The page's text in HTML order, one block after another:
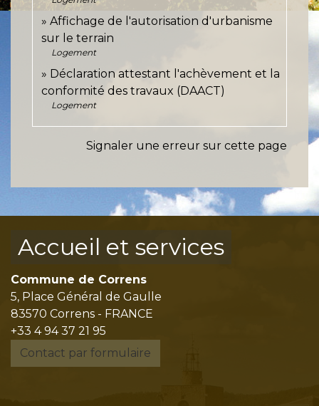
Affichage de l'autorisation d'urbanisme
sur le terrain
Logement
Déclaration attestant l'achèvement et la
conformité des travaux (DAACT)
Logement
Signaler une erreur sur cette page
Accueil et services
Commune de Correns
5, Place Général de Gaulle
83570 Correns - FRANCE
+33 4 94 37 21 95
Contact par formulaire